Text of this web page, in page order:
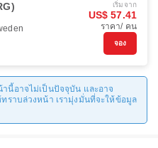
เริ่มจาก
US$ 57.41
ราคา/ คน
จอง
นี้อาจไม่เป็นปัจจุบัน และอาจ
ราบล่วงหน้า เรามุ่งมั่นที่จะให้ข้อมูล